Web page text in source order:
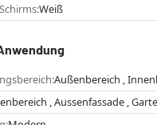
Weiß
Außenbereich ,
, Aussenfassade ,